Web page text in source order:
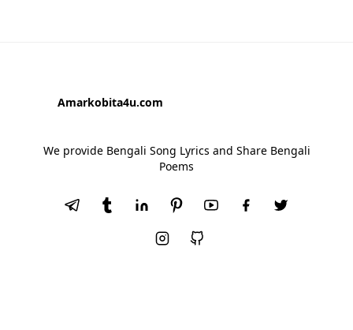
Amarkobita4u.com
We provide Bengali Song Lyrics and Share Bengali
Poems